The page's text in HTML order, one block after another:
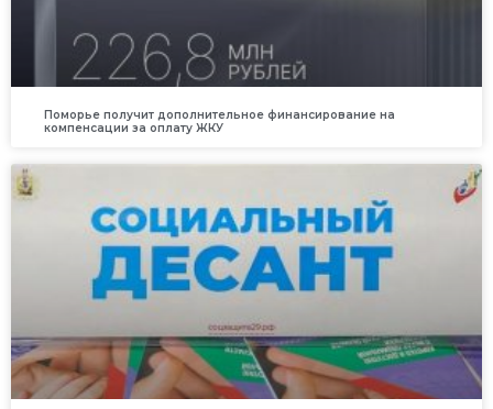
Поморье получит дополнительное финансирование на
компенсации за оплату ЖКУ